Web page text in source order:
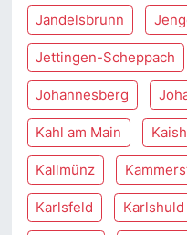
Jandelsbrunn
Jettingen-Scheppach
Johannesberg
Kahl am Main
Kallmünz
Karlsfeld Karlshuld